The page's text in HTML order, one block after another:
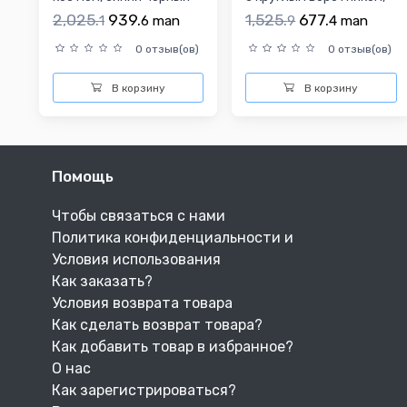
детский лонгслив с б...
2,025.1 939.6 man
0 отзыв(ов)
В корзину
штаны, детский...
1,525.9 677.4 man
0 отзыв(ов)
В корзину
Помощь
Чтобы связаться с нами
Политика конфиденциальности и
Условия использования
Как заказать?
Условия возврата товара
Как сделать возврат товара?
Как добавить товар в избранное?
О нас
Как зарегистрироваться?